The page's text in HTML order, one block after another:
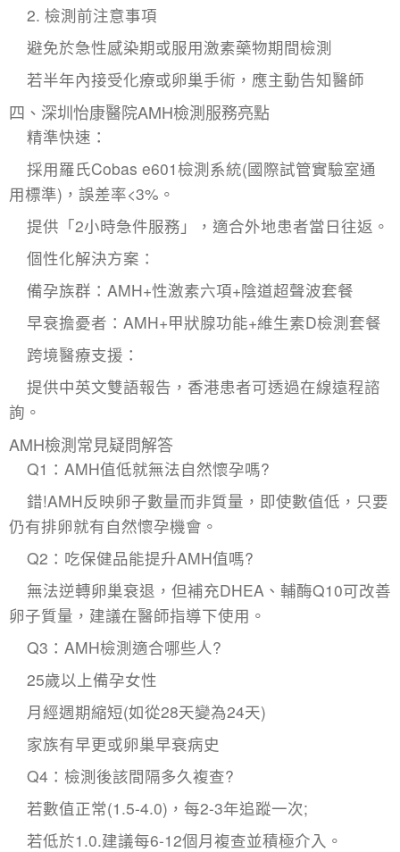
​2. 檢測前注意事項​
避免於急性感染期或服用激素藥物期間檢測
若半年內接受化療或卵巢手術，應主動告知醫師
​四、深圳怡康醫院AMH檢測服務亮點​
​精準快速：
採用羅氏Cobas e601檢測系統(國際試管實驗室通
用標準)，誤差率<3%。
提供「2小時急件服務」，適合外地患者當日往返。
​個性化解決方案：
​備孕族群：AMH+性激素六項+陰道超聲波套餐
​早衰擔憂者：AMH+甲狀腺功能+維生素D檢測套餐
​跨境醫療支援：
提供中英文雙語報告，香港患者可透過在線遠程諮
詢。
AMH檢測常見疑問解答​
Q1：AMH值低就無法自然懷孕嗎?
錯!AMH反映卵子數量而非質量，即使數值低，只要
仍有排卵就有自然懷孕機會。
Q2：吃保健品能提升AMH值嗎?
無法逆轉卵巢衰退，但補充DHEA、輔酶Q10可改善
卵子質量，建議在醫師指導下使用。
Q3：AMH檢測適合哪些人?
25歲以上備孕女性
月經週期縮短(如從28天變為24天)
家族有早更或卵巢早衰病史
Q4：檢測後該間隔多久複查?
若數值正常(1.5-4.0)，每2-3年追蹤一次;
若低於1.0.建議每6-12個月複查並積極介入。